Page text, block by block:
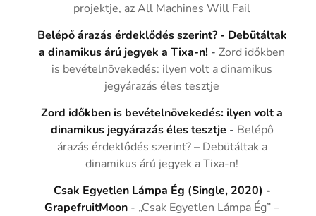
projektje, az All Machines Will Fail
Belépő árazás érdeklődés szerint? - Debütáltak
a dinamikus árú jegyek a Tixa-n! -Zord időkben
is bevételnövekedés: ilyen volt a dinamikus
jegyárazás éles tesztje
Zord időkben is bevételnövekedés: ilyen volt a
dinamikus jegyárazás éles tesztje - Belépő
árazás érdeklődés szerint? – Debütáltak a
dinamikus árú jegyek a Tixa-n!
Csak Egyetlen Lámpa Ég (Single, 2020) -
GrapefruitMoon - „Csak Egyetlen Lámpa Ég” –